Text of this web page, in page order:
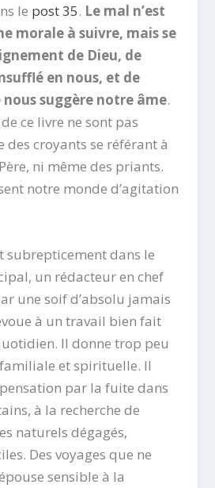
le post 35. Le mal n’est
morale à suivre, mais se
de Dieu, de
en nous, et de
nous suggère notre âme.
ce livre ne sont pas
des croyants se référant à
ni même des priants.
notre monde d’agitation
subrepticement dans le
un rédacteur en chef
une soif d’absolu jamais
à un travail bien fait
Il donne trop peu
et spirituelle. Il
par la fuite dans
à la recherche de
naturels dégagés,
Des voyages que ne
sensible à la